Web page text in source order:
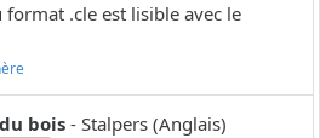
.cle est lisible avec le
bois - Stalpers (Anglais)